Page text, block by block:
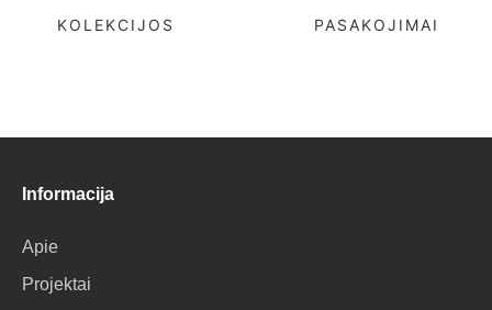
KOLEKCIJOS PASAKOJIMAI
Informacija
Apie
Projektai